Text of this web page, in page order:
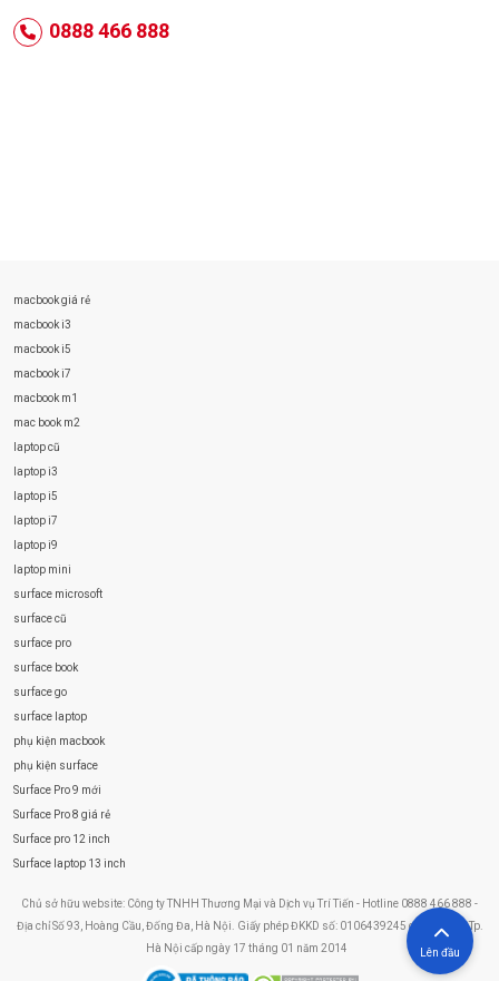
0888 466 888
macbook giá rẻ
macbook i3
macbook i5
macbook i7
macbook m1
mac book m2
laptop cũ
laptop i3
laptop i5
laptop i7
laptop i9
laptop mini
surface microsoft
surface cũ
surface pro
surface book
surface go
surface laptop
phụ kiện macbook
phụ kiện surface
Surface Pro 9 mới
Surface Pro 8 giá rẻ
Surface pro 12 inch
Surface laptop 13 inch
Chủ sở hữu website: Công ty TNHH Thương Mại và Dịch vụ Trí Tiến - Hotline 0888 466 888 -
Địa chỉ Số 93, Hoàng Cầu, Đống Đa, Hà Nội. Giấy phép ĐKKD số: 0106439245 do Sở KHĐT Tp.
Hà Nội cấp ngày 17 tháng 01 năm 2014
Lên đầu